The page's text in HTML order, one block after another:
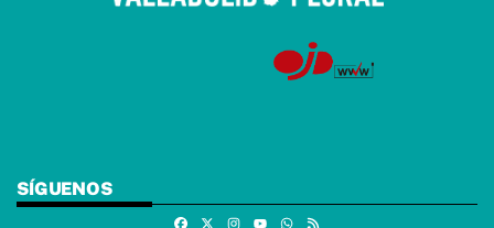
SÍGUENOS
FacebookInstagramWhatsapp